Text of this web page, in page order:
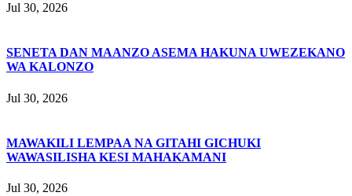
Jul 30, 2026
SENETA DAN MAANZO ASEMA HAKUNA UWEZEKANO
WA KALONZO
Jul 30, 2026
MAWAKILI LEMPAA NA GITAHI GICHUKI
WAWASILISHA KESI MAHAKAMANI
Jul 30, 2026